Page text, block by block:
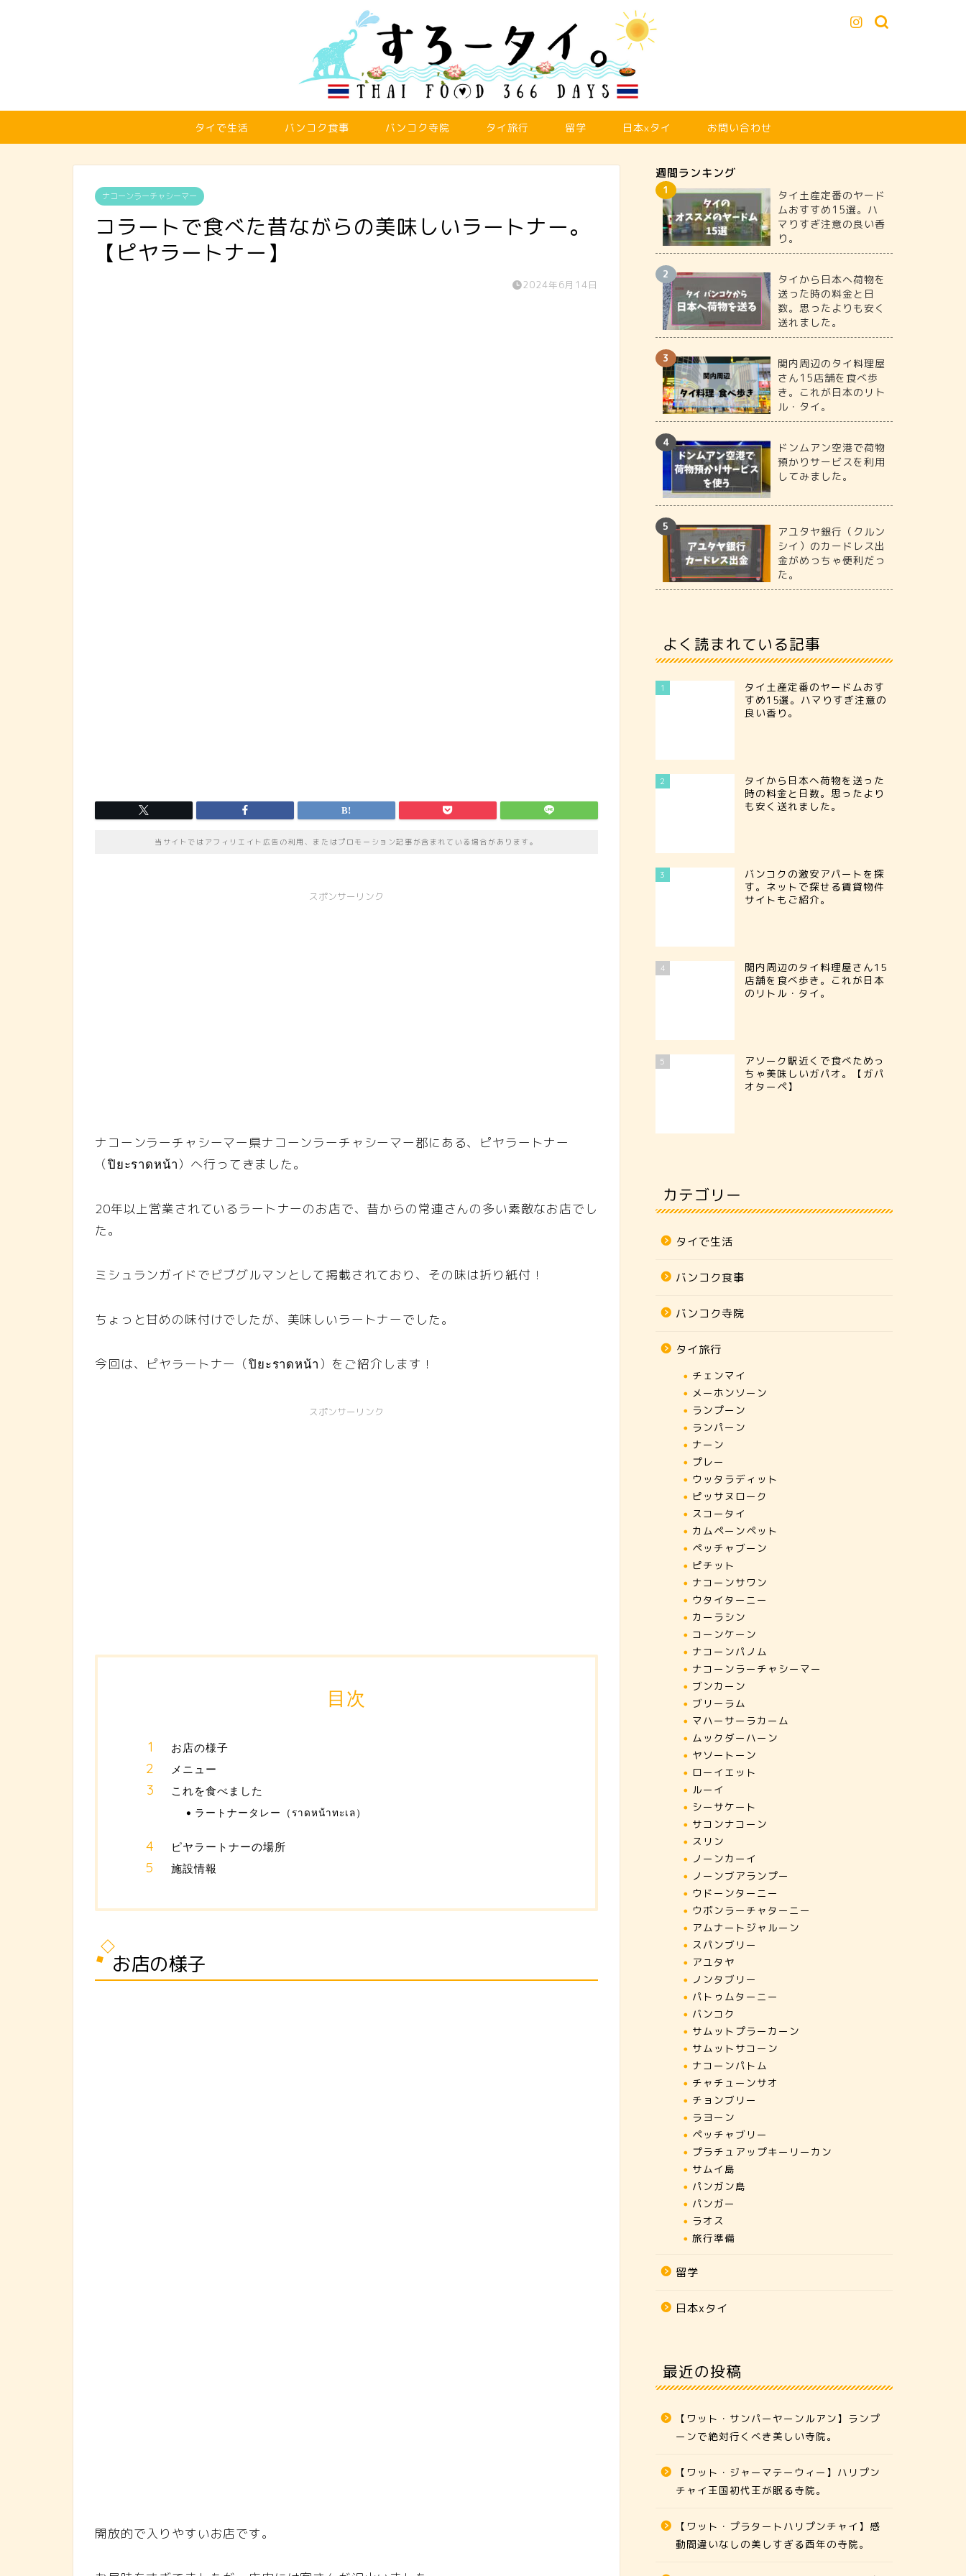
タイで生活 バンコク食事 バンコク寺院 タイ旅行 留学 日本xタイ お問い合わせ
ナコーンラーチャシーマー
コラートで食べた昔ながらの美味しいラートナー。
【ピヤラートナー】
2024年6月14日
当サイトではアフィリエイト広告の利用、またはプロモーション記事が含まれている場合があります。
スポンサーリンク
ナコーンラーチャシーマー県ナコーンラーチャシーマー郡にある、ピヤラートナー
（ปิยะราดหน้า）へ行ってきました。
20年以上営業されているラートナーのお店で、昔からの常連さんの多い素敵なお店でし
た。
ミシュランガイドでビブグルマンとして掲載されており、その味は折り紙付！
ちょっと甘めの味付けでしたが、美味しいラートナーでした。
今回は、ピヤラートナー（ปิยะราดหน้า）をご紹介します！
スポンサーリンク
目次
お店の様子
メニュー
これを食べました
ラートナータレー（ราดหน้าทะเล）
ピヤラートナーの場所
施設情報
お店の様子
開放的で入りやすいお店です。
週間ランキング
タイ土産定番のヤード
ムおすすめ15選。ハ
マりすぎ注意の良い香
り。
タイから日本へ荷物を
送った時の料金と日
数。思ったよりも安く
送れました。
関内周辺のタイ料理屋
さん15店舗を食べ歩
き。これが日本のリト
ル・タイ。
ドンムアン空港で荷物
預かりサービスを利用
してみました。
アユタヤ銀行（クルン
シイ）のカードレス出
金がめっちゃ便利だっ
た。
よく読まれている記事
1
タイ土産定番のヤードムおす
すめ15選。ハマりすぎ注意の
良い香り。
2
タイから日本へ荷物を送った
時の料金と日数。思ったより
も安く送れました。
3
バンコクの激安アパートを探
す。ネットで探せる賃貸物件
サイトもご紹介。
4
関内周辺のタイ料理屋さん15
店舗を食べ歩き。これが日本
のリトル・タイ。
5
アソーク駅近くで食べためっ
ちゃ美味しいガパオ。【ガパ
オターペ】
カテゴリー
タイで生活
バンコク食事
バンコク寺院
タイ旅行
チェンマイ
メーホンソーン
ランプーン
ランパーン
ナーン
プレー
ウッタラディット
ピッサヌローク
スコータイ
カムペーンペット
ペッチャブーン
ピチット
ナコーンサワン
ウタイターニー
カーラシン
コーンケーン
ナコーンパノム
ナコーンラーチャシーマー
ブンカーン
ブリーラム
マハーサーラカーム
ムックダーハーン
ヤソートーン
ローイエット
ルーイ
シーサケート
サコンナコーン
スリン
ノーンカーイ
ノーンブアランプー
ウドーンターニー
ウボンラーチャターニー
アムナートジャルーン
スパンブリー
アユタヤ
ノンタブリー
パトゥムターニー
バンコク
サムットプラーカーン
サムットサコーン
ナコーンパトム
チャチューンサオ
チョンブリー
ラヨーン
ペッチャブリー
プラチュアップキーリーカン
サムイ島
パンガン島
パンガー
ラオス
旅行準備
留学
日本xタイ
最近の投稿
【ワット・サンパーヤーンルアン】ランプ
ーンで絶対行くべき美しい寺院。
【ワット・ジャーマテーウィー】ハリプン
チャイ王国初代王が眠る寺院。
【ワット・プラタートハリプンチャイ】感
動間違いなしの美しすぎる酉年の寺院。